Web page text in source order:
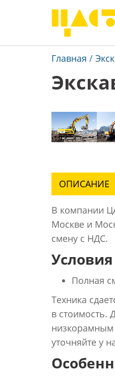
Главная /
ОПИСАНИЕ
В компании
Москве и
смену с НДС.
Полная
Техника
в стоимость.
низкорамным
уточняйте у